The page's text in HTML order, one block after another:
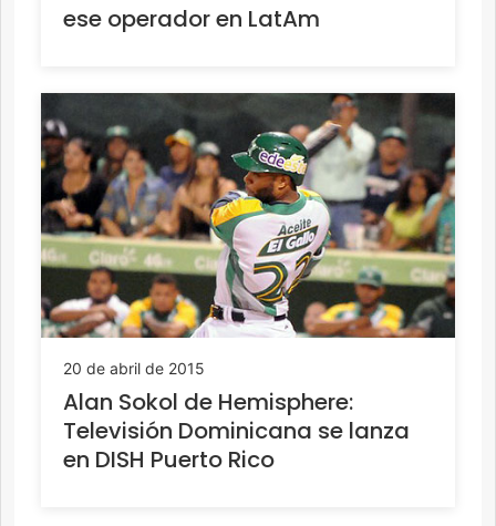
ese operador en LatAm
20 de abril de 2015
Alan Sokol de Hemisphere:
Televisión Dominicana se lanza
en DISH Puerto Rico